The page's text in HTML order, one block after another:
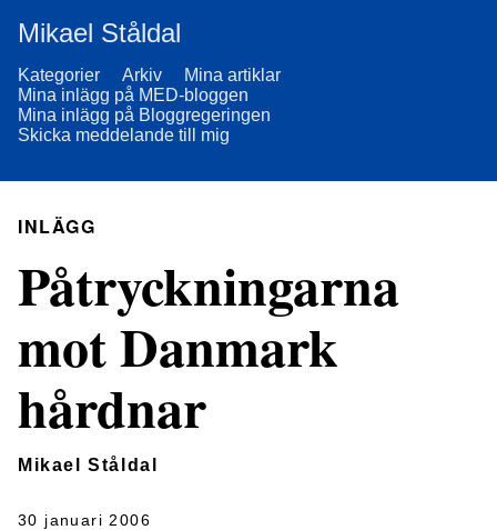
Mikael Ståldal
Kategorier Arkiv
Mina artiklar
Mina inlägg på MED-bloggen
Mina inlägg på Bloggregeringen
Skicka meddelande till mig
INLÄGG
Påtryckningarna
mot Danmark
hårdnar
Mikael Ståldal
30 januari 2006